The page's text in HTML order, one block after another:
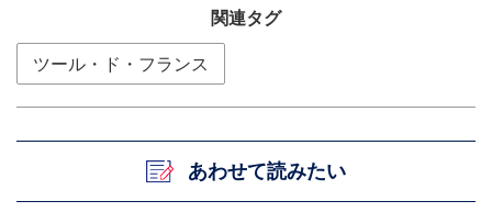
関連タグ
ツール・ド・フランス
あわせて読みたい